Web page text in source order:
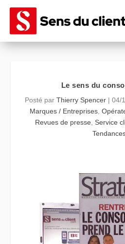
Le sens du
Posté par Thierry Spencer | 04/
Marques / Entreprises,
Revues de presse
Service